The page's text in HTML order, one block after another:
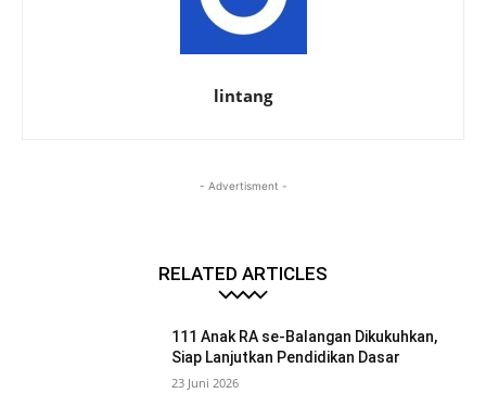
lintang
- Advertisment -
RELATED ARTICLES
111 Anak RA se-Balangan Dikukuhkan,
Siap Lanjutkan Pendidikan Dasar
23 Juni 2026